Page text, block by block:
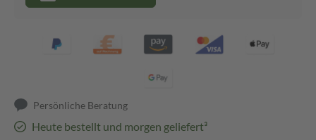
Persönliche Beratung
Heute bestellt und morgen geliefert³